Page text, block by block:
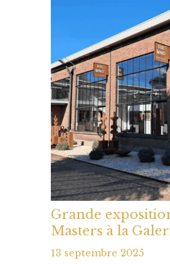
Grande
Masters à la
13 septembre 2025